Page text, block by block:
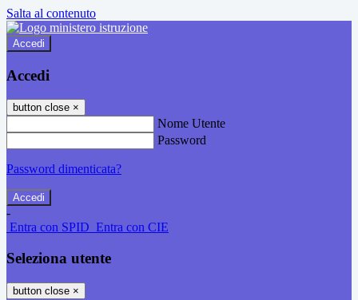
Salta al contenuto
Accedi
Accedi
button close ×
Nome Utente
Password
Password dimenticata?
-
Entra con SPID Entra con CIE
Seleziona utente
button close ×